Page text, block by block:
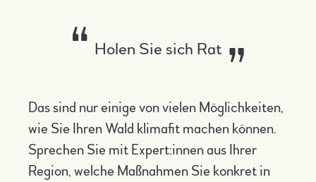
Holen Sie sich Rat
Das sind nur einige von vielen Möglichkeiten,
wie Sie Ihren Wald klimafit machen können.
Sprechen Sie mit Expert:innen aus Ihrer
Region, welche Maßnahmen Sie konkret in